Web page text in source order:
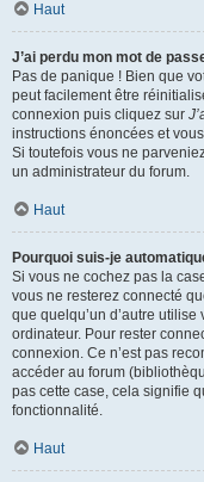
Haut
J’ai perdu mon mot de
Pas de panique ! Bien que
peut facilement être
connexion puis cliquez sur
instructions énoncées et
Si toutefois vous ne
un administrateur du forum.
Haut
Pourquoi suis-je
Si vous ne cochez pas la
vous ne resterez connecté
que quelqu’un d’autre
ordinateur. Pour rester
connexion. Ce n’est pas
accéder au forum
pas cette case, cela signifie
fonctionnalité.
Haut